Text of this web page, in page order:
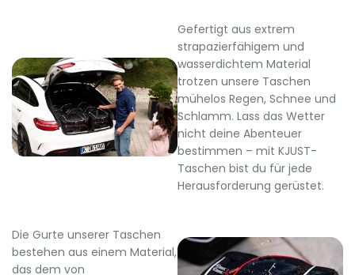
Gefertigt aus extrem
strapazierfähigem und
wasserdichtem Material
trotzen unsere Taschen
mühelos Regen, Schnee und
Schlamm. Lass das Wetter
nicht deine Abenteuer
bestimmen – mit KJUST-
Taschen bist du für jede
Herausforderung gerüstet.
Die Gurte unserer Taschen
bestehen aus einem Material,
das dem von